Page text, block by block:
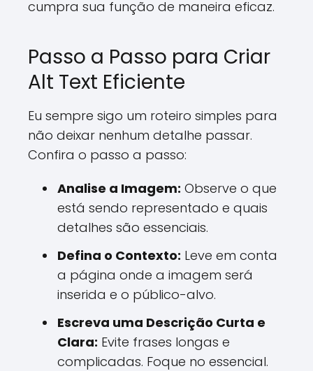
cumpra sua função de maneira eficaz.
Passo a Passo para Criar
Alt Text Eficiente
Eu sempre sigo um roteiro simples para
não deixar nenhum detalhe passar.
Confira o passo a passo:
Analise a Imagem: Observe o que
está sendo representado e quais
detalhes são essenciais.
Defina o Contexto: Leve em conta
a página onde a imagem será
inserida e o público-alvo.
Escreva uma Descrição Curta e
Clara: Evite frases longas e
complicadas. Foque no essencial.